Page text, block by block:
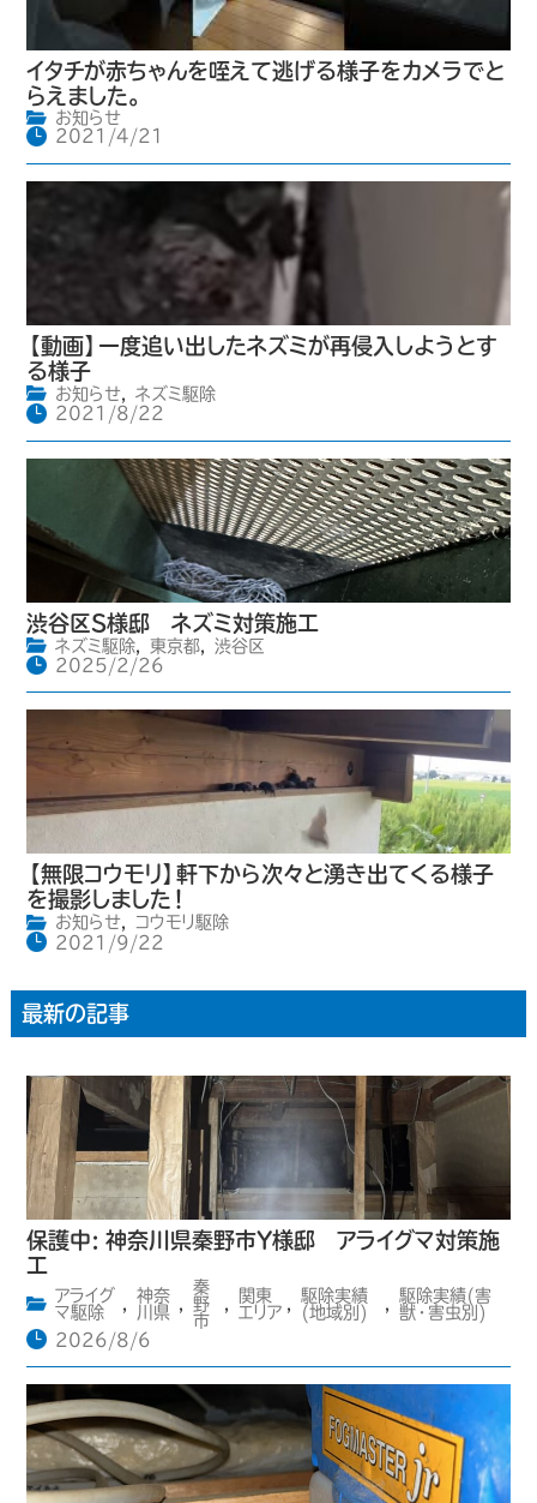
イタチが赤ちゃんを咥えて逃げる様子をカメラでと
らえました。
お知らせ
2021/4/21
【動画】一度追い出したネズミが再侵入しようとす
る様子
お知らせ,
ネズミ駆除
2021/8/22
渋谷区S様邸 ネズミ対策施工
ネズミ駆除, 東京都,
渋谷区
2025/2/26
【無限コウモリ】軒下から次々と湧き出てくる様子
を撮影しました！
お知らせ,
コウモリ駆除
2021/9/22
最新の記事
保護中: 神奈川県秦野市Y様邸 アライグマ対策施
工
アライグ
マ駆除
,
神奈
川県 ,
秦
野
市
,
関東
エリア ,
駆除実績
(地域別)
,
駆除実績(害
獣・害虫別)
2026/8/6